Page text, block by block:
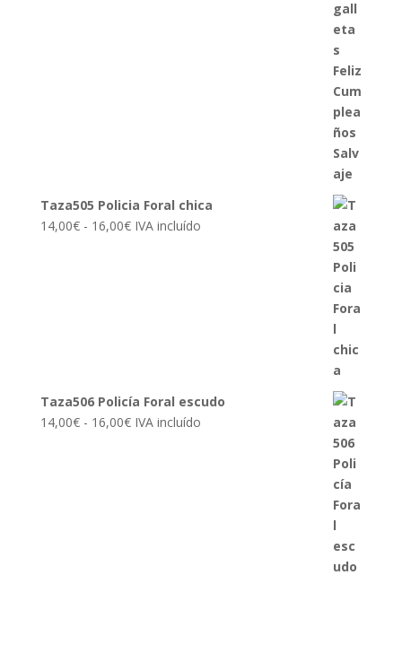
Taza505 Policia Foral chica
14,00€ - 16,00€Rango
IVA incluído
Taza506 Policía Foral escudo
14,00€ - 16,00€Rango
IVA incluído